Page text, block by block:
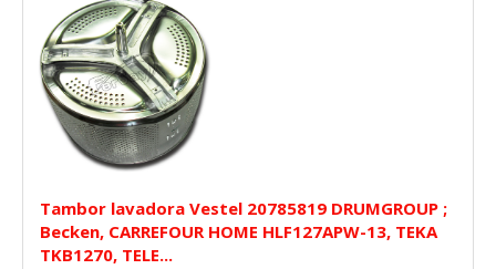
Tambor lavadora Vestel 20785819 DRUMGROUP ;
Becken, CARREFOUR HOME HLF127APW-13, TEKA
TKB1270, TELE...